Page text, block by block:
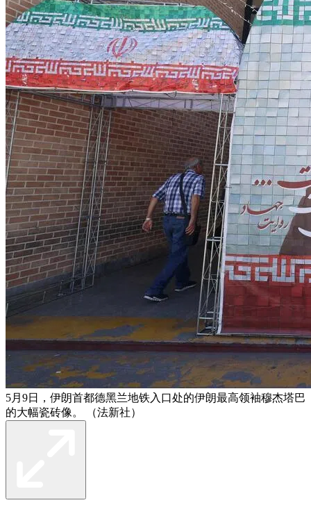
5月9日，伊朗首都德黑兰地铁入口处的伊朗最高领袖穆杰塔巴
的大幅瓷砖像。 （法新社）